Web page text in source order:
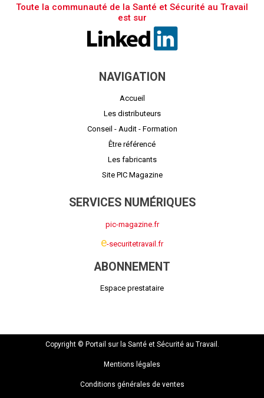
Toute la communauté de la Santé et Sécurité au Travail
est sur
NAVIGATION
Accueil
Les distributeurs
Conseil - Audit - Formation
Être référencé
Les fabricants
Site PIC Magazine
SERVICES NUMÉRIQUES
pic-magazine.fr
e-securitetravail.fr
ABONNEMENT
Espace prestataire
Copyright © Portail sur la Santé et Sécurité au Travail.
Mentions légales
Conditions générales de ventes